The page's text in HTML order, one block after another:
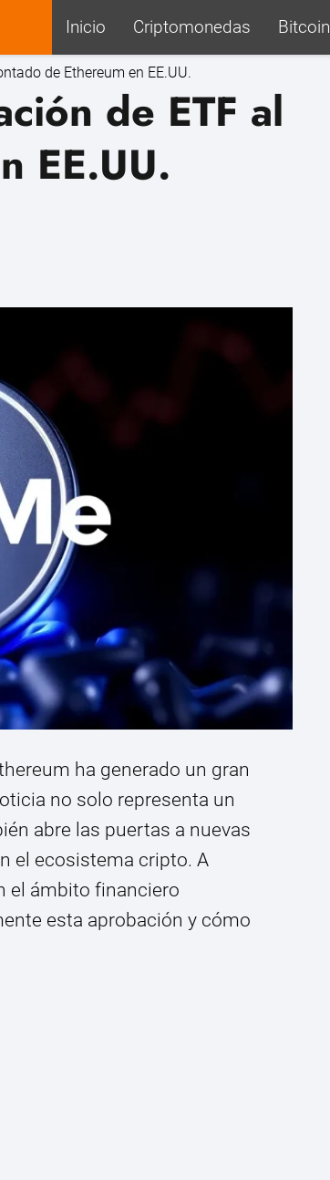
Inicio Criptomonedas Bitcoin
de Ethereum en EE.UU.
de ETF al
EE.UU.
ha generado un gran
no solo representa un
abre las puertas a nuevas
el ecosistema cripto. A
el ámbito financiero
esta aprobación y cómo